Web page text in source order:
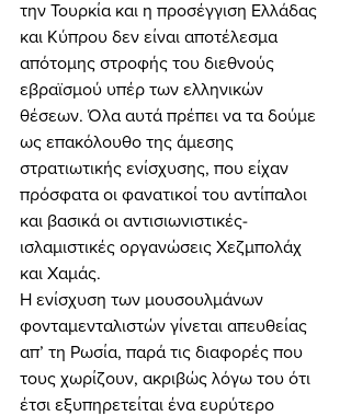
την Τουρκία και η προσέγγιση Ελλάδας
και Κύπρου δεν είναι αποτέλεσμα
απότομης στροφής του διεθνούς
εβραϊσμού υπέρ των ελληνικών
θέσεων. Όλα αυτά πρέπει να τα δούμε
ως επακόλουθο της άμεσης
στρατιωτικής ενίσχυσης, που είχαν
πρόσφατα οι φανατικοί του αντίπαλοι
και βασικά οι αντισιωνιστικές-
ισλαμιστικές οργανώσεις Χεζμπολάχ
και Χαμάς.
Η ενίσχυση των μουσουλμάνων
φονταμενταλιστών γίνεται απευθείας
απ’ τη Ρωσία, παρά τις διαφορές που
τους χωρίζουν, ακριβώς λόγω του ότι
έτσι εξυπηρετείται ένα ευρύτερο